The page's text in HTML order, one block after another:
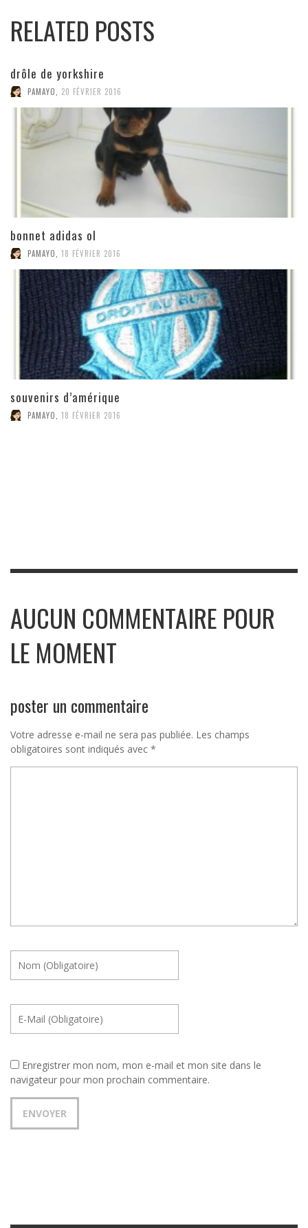
RELATED POSTS
drôle de yorkshire
PAMAYO 20 FÉVRIER 2016
bonnet adidas ol
PAMAYO 18 FÉVRIER 2016
souvenirs d’amérique
PAMAYO 18 FÉVRIER 2016
AUCUN COMMENTAIRE POUR
LE MOMENT
poster un commentaire
Votre adresse e-mail ne sera pas publiée. Les champs
obligatoires sont indiqués avec *
Enregistrer mon nom, mon e-mail et mon site dans le
navigateur pour mon prochain commentaire.